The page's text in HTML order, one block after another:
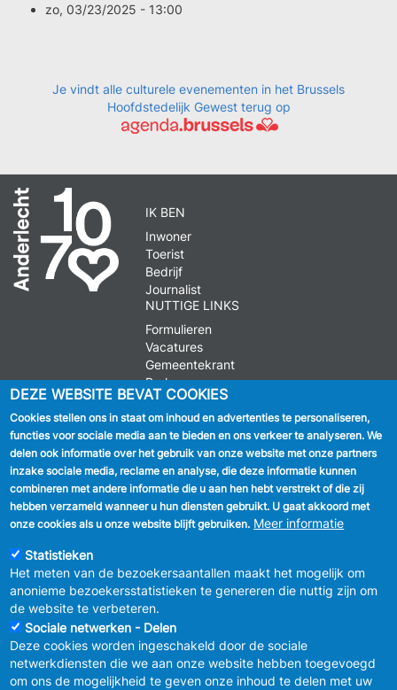
zo, 03/23/2025 - 13:00
Je vindt alle culturele evenementen in het Brussels
Hoofdstedelijk Gewest terug op
IK BEN
Inwoner
Toerist
Bedrijf
Journalist
NUTTIGE LINKS
Formulieren
Vacatures
Gemeentekrant
Parkeren
VOLG ONS
Facebook
Linkedin
Instagram
MENU
FOOTER
LEGAL
Vertrouwelijkheid
Verbeteringsplan
DEZE WEBSITE BEVAT COOKIES
Cookies stellen ons in staat om inhoud en advertenties te personaliseren,
functies voor sociale media aan te bieden en ons verkeer te analyseren. We
delen ook informatie over het gebruik van onze website met onze partners
inzake sociale media, reclame en analyse, die deze informatie kunnen
combineren met andere informatie die u aan hen hebt verstrekt of die zij
hebben verzameld wanneer u hun diensten gebruikt. U gaat akkoord met
onze cookies als u onze website blijft gebruiken. Meer informatie
Statistieken
Het meten van de bezoekersaantallen maakt het mogelijk om
anonieme bezoekersstatistieken te genereren die nuttig zijn om
de website te verbeteren.
Sociale netwerken - Delen
Deze cookies worden ingeschakeld door de sociale
netwerkdiensten die we aan onze website hebben toegevoegd
om ons de mogelijkheid te geven onze inhoud te delen met uw